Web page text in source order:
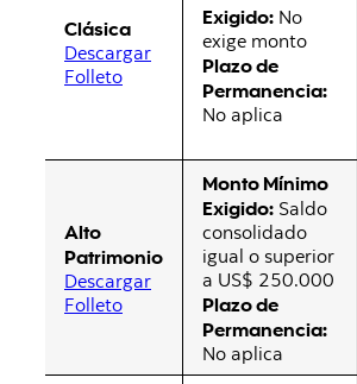
Clásica
Descargar
Folleto
Exigido: No
exige monto
Plazo de
Permanencia:
No aplica
Alto
Patrimonio
Descargar
Folleto
Monto Mínimo
Exigido: Saldo
consolidado
igual o superior
a US$ 250.000
Plazo de
Permanencia:
No aplica